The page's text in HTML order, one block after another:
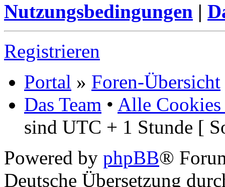
Nutzungsbedingungen |
Registrieren
Portal » Foren-Übersicht
Das Team • Alle Cookies
sind UTC + 1 Stunde [
Powered by phpBB®
Deutsche Übersetzung